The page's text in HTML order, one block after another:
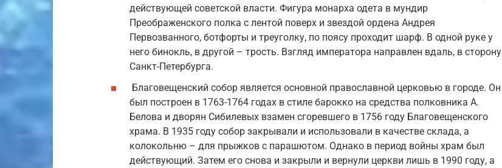
действующей советской власти. Фигура монарха одета в мундир
Преображенского полка с лентой поверх и звездой ордена Андрея
Первозванного, ботфорты и треуголку, по поясу проходит шарф. В одной руке у
него бинокль, в другой – трость. Взгляд императора направлен вдаль, в сторону
Санкт-Петербурга.
Благовещенский собор является основной православной церковью в городе. Он
был построен в 1763-1764 годах в стиле барокко на средства полковника А.
Белова и дворян Сибилевых взамен сгоревшего в 1756 году Благовещенского
храма. В 1935 году собор закрывали и использовали в качестве склада, а
колокольню – для прыжков с парашютом. Однако в период войны храм был
действующий. Затем его снова и закрыли и вернули церкви лишь в 1990 году, а